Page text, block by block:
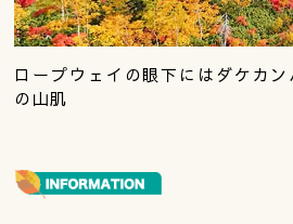
ロープウェイの眼下にはダケカ
の山肌